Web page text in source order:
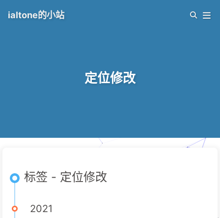
ialtone的小站
定位修改
标签 - 定位修改
2021